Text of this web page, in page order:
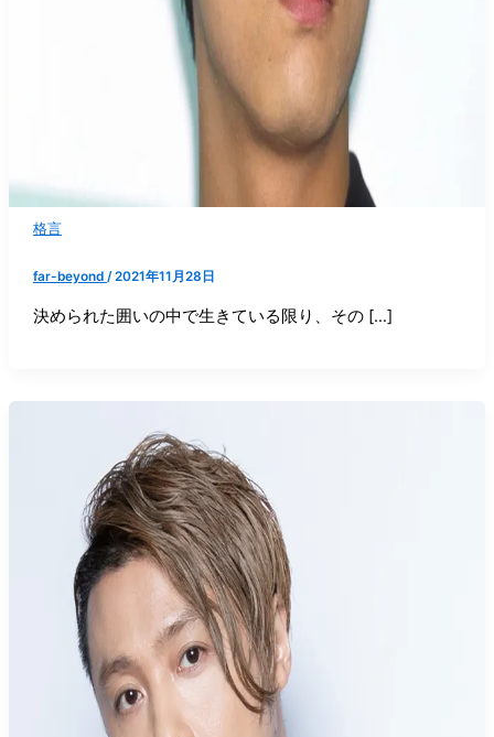
格言
far-beyond /2021年11月28日
決められた囲いの中で生きている限り、その […]